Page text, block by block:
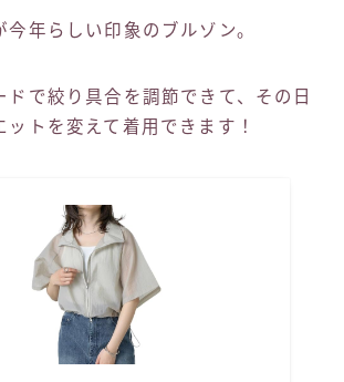
年らしい印象のブルゾン。
ドで絞り具合を調節できて、その日
ットを変えて着用できます！